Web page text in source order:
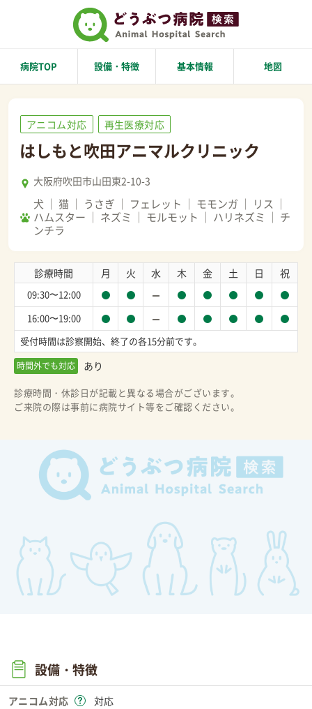
病院TOP 設備・特徴 基本情報 地図
アニコム対応 再生医療対応
はしもと吹田アニマルクリニック
大阪府吹田市山田東2-10-3
犬 猫 うさぎ フェレット モモンガ
リス
ハムスター
ネズミ モルモット ハリネズミ
チ
ンチラ
診療時間 月 火 水 木 金 土 日 祝
09:30〜12:00
16:00〜19:00
受付時間は診察開始、終了の各15分前です。
時間外でも対応 あり
診療時間・休診日が記載と異なる場合がございます。
ご来院の際は事前に病院サイト等をご確認ください。
設備・特徴
アニコム対応 対応